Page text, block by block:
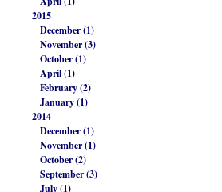
2015
December (1)
November (3)
October (1)
April (1)
February (2)
January (1)
2014
December (1)
November (1)
October (2)
September (3)
July (1)